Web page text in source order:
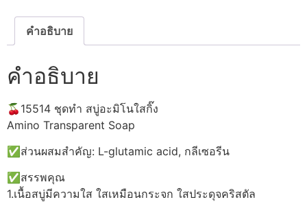
กิ๊ง
คำอธิบาย
คำอธิบาย
🍒15514 ชุดทำ สบู่อะมิโนใสกิ๊ง
Amino Transparent Soap
✅ส่วนผสมสำคัญ: L-glutamic acid, กลีเซอรีน
✅สรรพคุณ
1.เนื้อสบู่มีความใส ใสเหมือนกระจก ใสประดุจคริสตัล